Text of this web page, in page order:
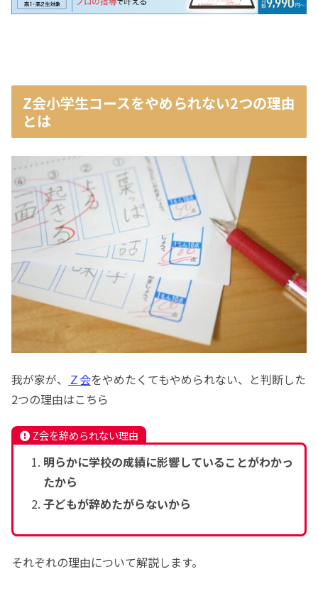
Z会小学生コースをやめられない2つの理由
とは
我が家が、 Ｚ会をやめたくてもやめられない、と判断した
2つの理由はこちら
Z会を辞められない理由
明らかに学校の成績に影響していることがわかっ
たから
子どもが辞めたがらないから
それぞれの理由について解説します。